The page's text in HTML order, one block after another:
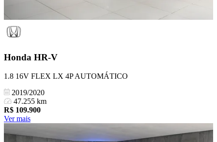
Honda HR-V
1.8 16V FLEX LX 4P AUTOMÁTICO
2019/2020
47.255 km
R$ 109.900
Ver mais